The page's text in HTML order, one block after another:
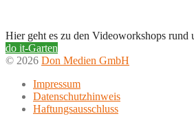
Hier geht es zu den Videoworkshops rund
do it-Garten
© 2026 Don Medien GmbH
Impressum
Datenschutzhinweis
Haftungsausschluss